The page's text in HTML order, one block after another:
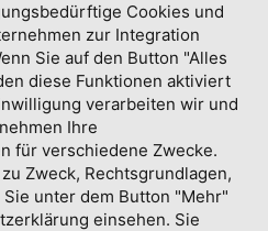
Cookies und
zur Integration
Sie auf den Button "Alles
diese Funktionen aktiviert
verarbeiten wir und
Ihre
für verschiedene Zwecke.
Zweck, Rechtsgrundlagen,
unter dem Button "Mehr"
einsehen. Sie